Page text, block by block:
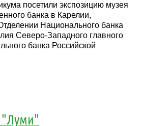
посетили экспозицию музея
банка в Карелии,
Национального банка
Северо-Западного главного
банка Российской
"Луми"